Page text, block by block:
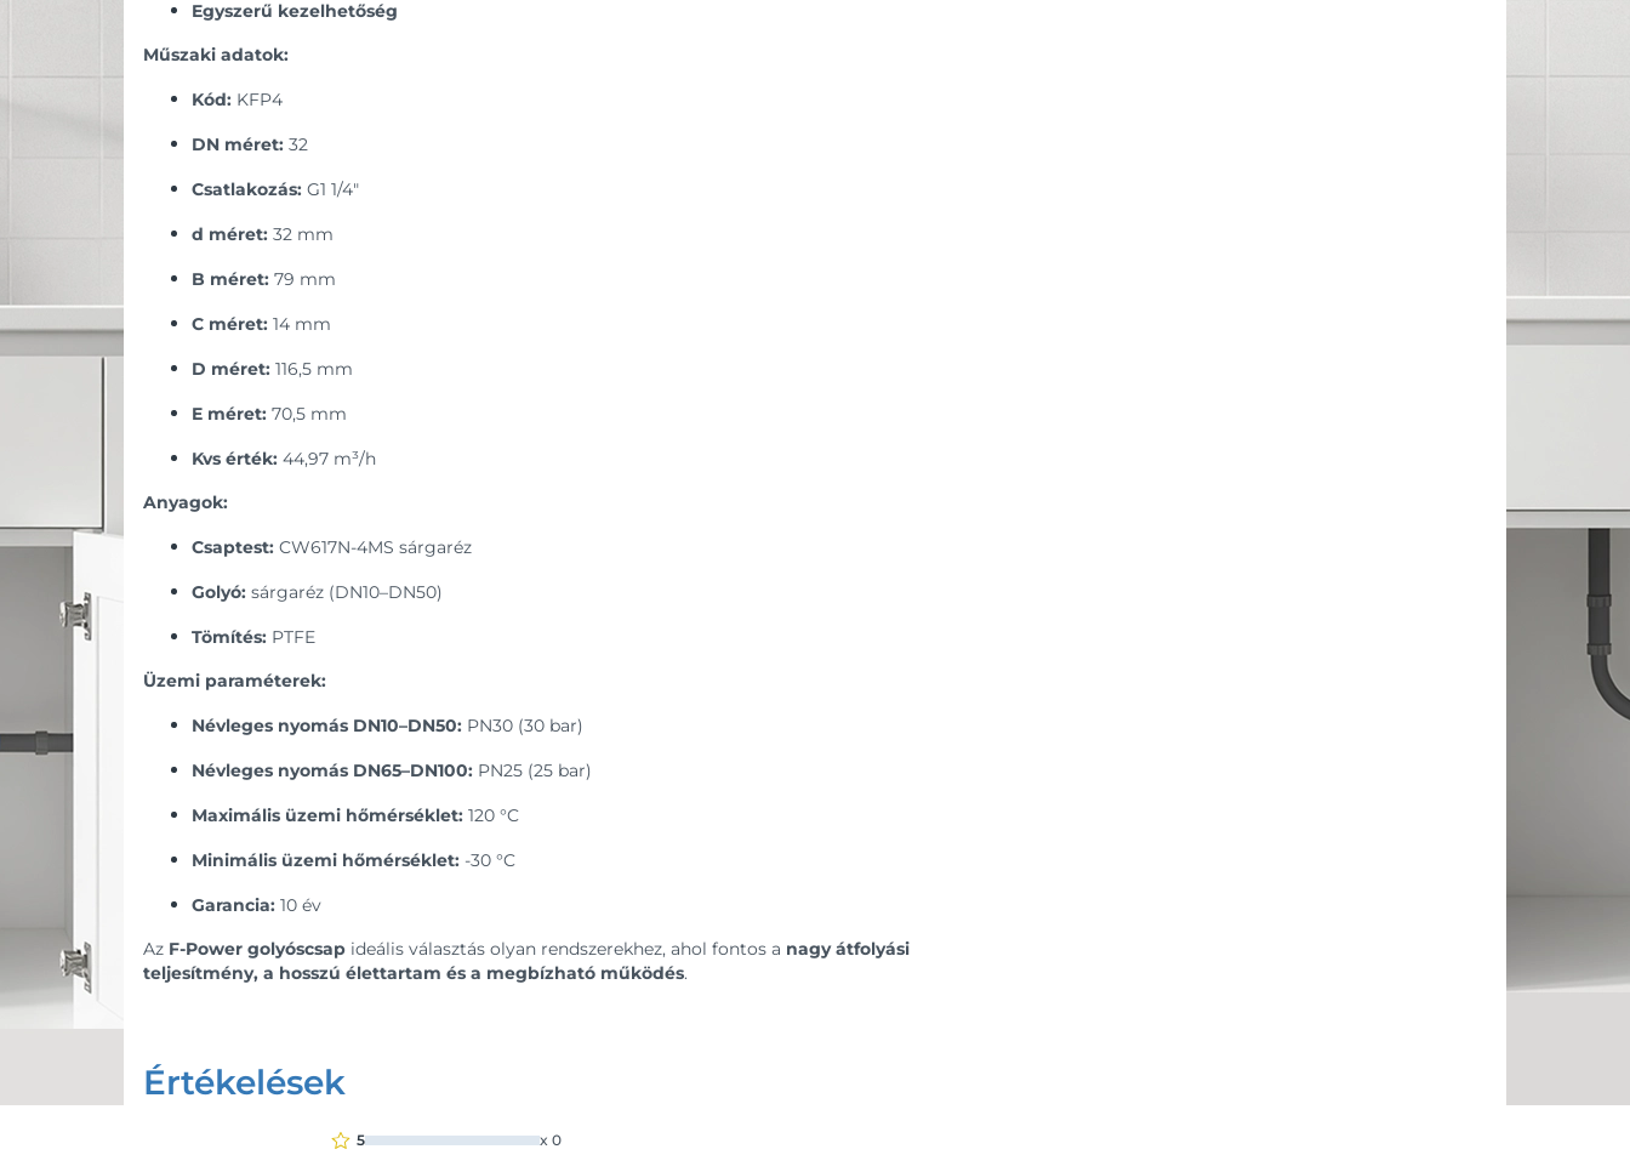
Egyszerű kezelhetőség
Műszaki adatok:
Kód: KFP4
DN méret: 32
Csatlakozás: G1 1/4″
d méret: 32 mm
B méret: 79 mm
C méret: 14 mm
D méret: 116,5 mm
E méret: 70,5 mm
Kvs érték: 44,97 m³/h
Anyagok:
Csaptest: CW617N-4MS sárgaréz
Golyó: sárgaréz (DN10–DN50)
Tömítés: PTFE
Üzemi paraméterek:
Névleges nyomás DN10–DN50: PN30 (30 bar)
Névleges nyomás DN65–DN100: PN25 (25 bar)
Maximális üzemi hőmérséklet: 120 °C
Minimális üzemi hőmérséklet: -30 °C
Garancia: 10 év
Az F-Power golyóscsap ideális választás olyan rendszerekhez, ahol fontos a nagy átfolyási
teljesítmény, a hosszú élettartam és a megbízható működés.
Értékelések
5 x 0